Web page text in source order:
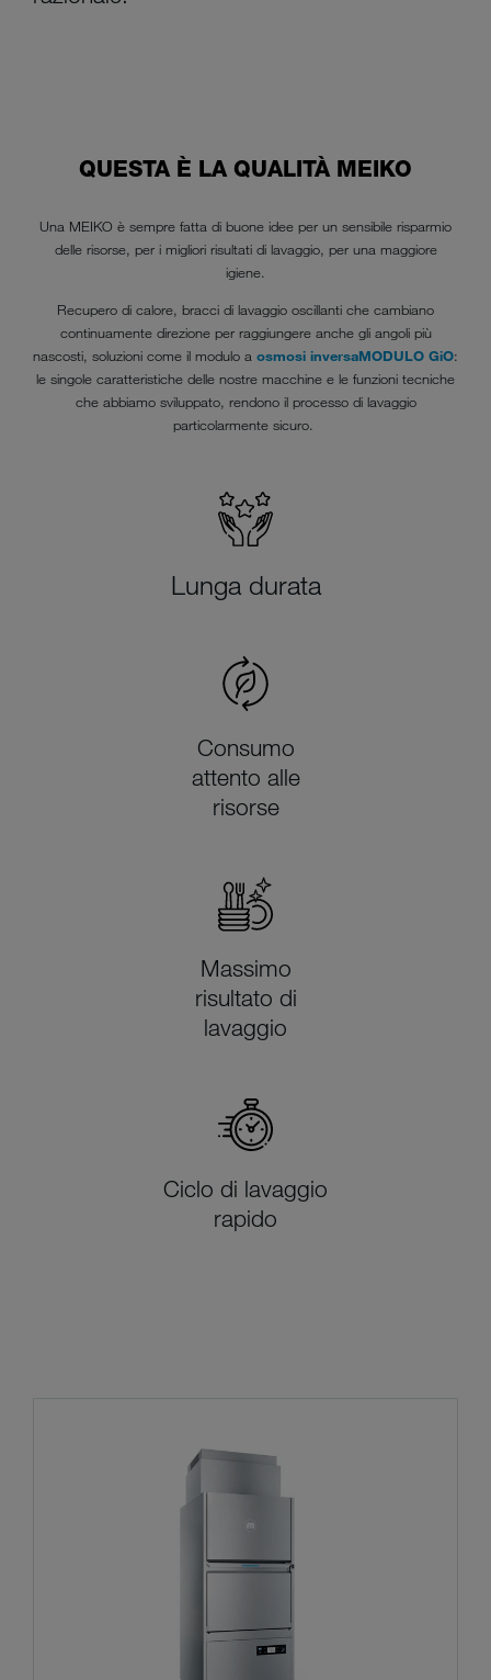
QUESTA È LA QUALITÀ MEIKO
Una MEIKO è sempre fatta di buone idee per un sensibile risparmio
delle risorse, per i migliori risultati di lavaggio, per una maggiore
igiene.
Recupero di calore, bracci di lavaggio oscillanti che cambiano
continuamente direzione per raggiungere anche gli angoli più
nascosti, soluzioni come il modulo a osmosi inversaMODULO GiO:
le singole caratteristiche delle nostre macchine e le funzioni tecniche
che abbiamo sviluppato, rendono il processo di lavaggio
particolarmente sicuro.
Lunga durata
Consumo
attento alle
risorse
Massimo
risultato di
lavaggio
Ciclo di lavaggio
rapido